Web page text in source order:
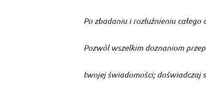
Po zbadaniu i rozluźnieniu całego
Pozwól wszelkim doznaniom
twojej świadomości; doświadczaj